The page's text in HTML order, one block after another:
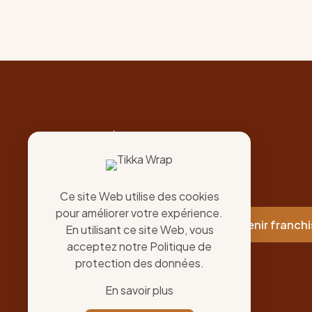
The King of Taste
Chicken's King
Nos restos Devenir
Ce site Web utilise des cookies
pour améliorer votre expérience.
En utilisant ce site Web, vous
acceptez notre Politique de
protection des données.
En savoir plus